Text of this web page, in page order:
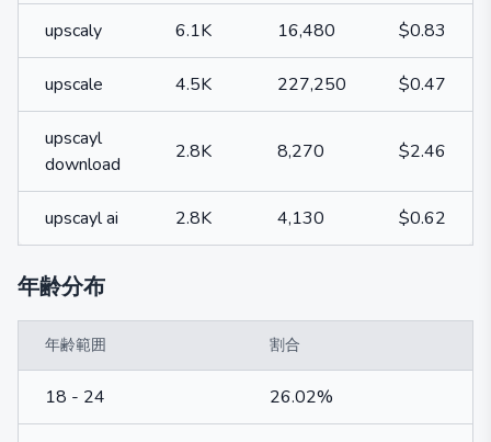
upscaly 6.1K 16,480 $0.83
upscale 4.5K 227,250 $0.47
upscayl
download
2.8K 8,270 $2.46
upscayl ai 2.8K 4,130 $0.62
年齢分布
年齢範囲 割合
18 - 24 26.02%